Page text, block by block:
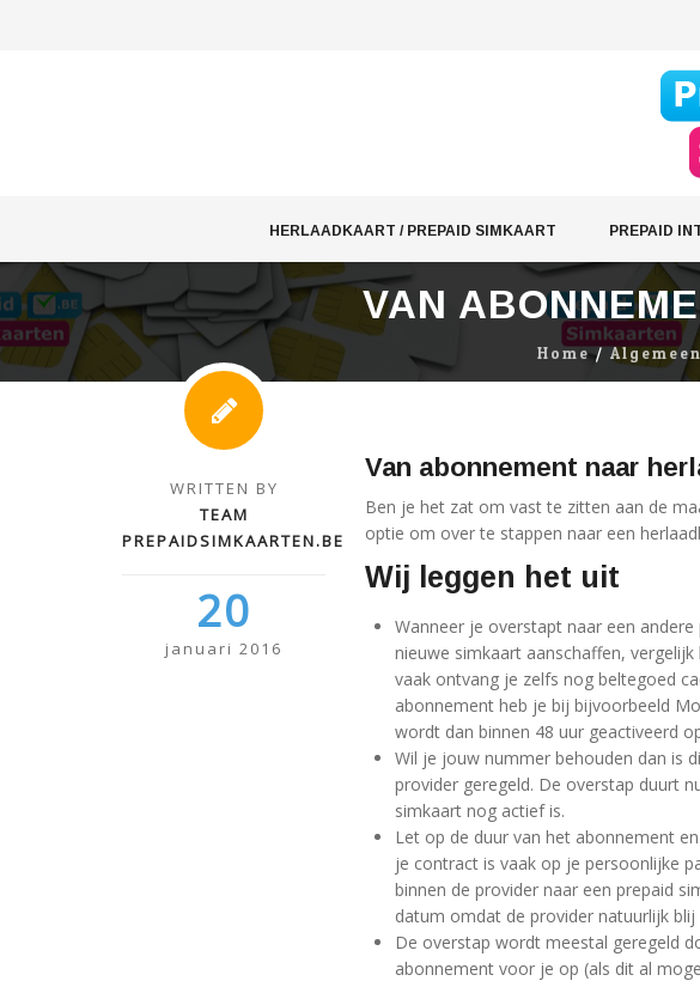
content
HERLAADKAART / PREPAID SIMKAART PREPAID
VAN
Home/Algemeen
WRITTEN BY
TEAM
PREPAIDSIMKAARTEN.BE
20
januari 2016
Van abonnement naar
Ben je het zat om vast te zitten aan de
optie om over te stappen naar een
Wij leggen het uit
Wanneer je overstapt naar een
nieuwe simkaart aanschaffen, vergelijk
vaak ontvang je zelfs nog beltegoed
abonnement heb je bij bijvoorbeeld
wordt dan binnen 48 uur geactiveerd
Wil je jouw nummer behouden dan is
provider geregeld. De overstap duurt
simkaart nog actief is.
Let op de duur van het abonnement
je contract is vaak op je persoonlijke
binnen de provider naar een prepaid
datum omdat de provider natuurlijk
De overstap wordt meestal geregeld
abonnement voor je op (als dit al